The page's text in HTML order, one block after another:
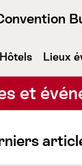
Hôtels Lieux
et